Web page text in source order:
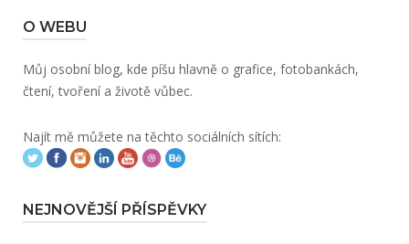
O WEBU
Můj osobní blog, kde píšu hlavně o grafice, fotobankách,
čtení, tvoření a životě vůbec.
Najít mě můžete na těchto sociálních sítích:
NEJNOVĚJŠÍ PŘÍSPĚVKY